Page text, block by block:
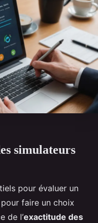
simulateurs
pour évaluer un
faire un choix
de l’exactitude des